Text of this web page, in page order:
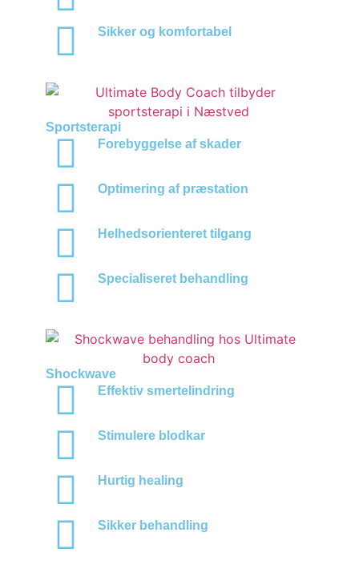
Sikker og komfortabel
Sportsterapi
Forebyggelse af skader
Optimering af præstation
Helhedsorienteret tilgang
Specialiseret behandling
Shockwave
Effektiv smertelindring
Stimulere blodkar
Hurtig healing
Sikker behandling